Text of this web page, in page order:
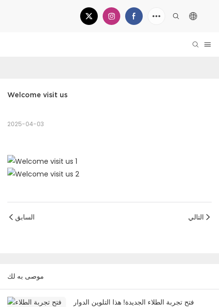
Welcome visit us
2025-04-03
السابق التالي
موصى به لك
فتح تجربة الطلاء الجديدة! هذا التلوين الدوار